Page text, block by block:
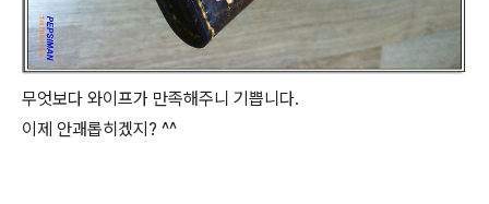
무엇보다 와이프가 만족해주니 기쁩니다.
이제 안괘롭히겠지? ^^